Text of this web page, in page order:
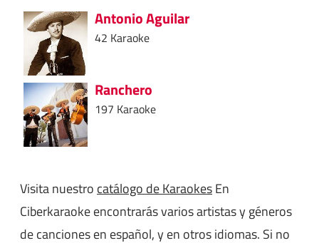
Antonio Aguilar
42 Karaoke
Ranchero
197 Karaoke
Visita nuestro catálogo de KaraokesEn
Ciberkaraoke encontrarás varios artistas y géneros
de canciones en español, y en otros idiomas. Si no